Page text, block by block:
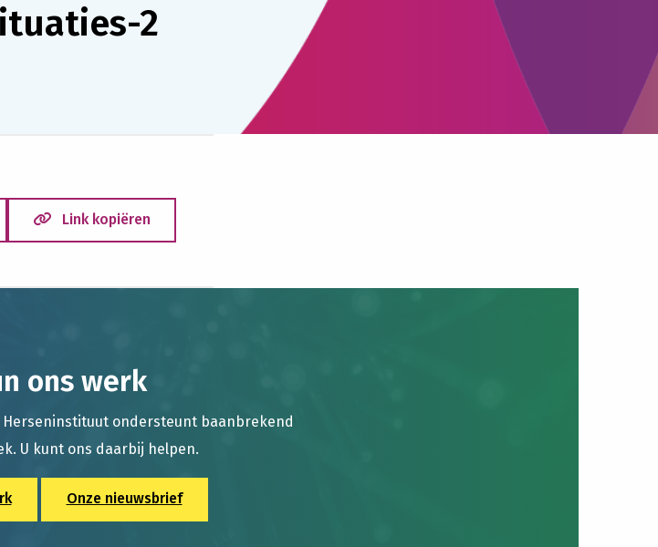
2
Link kopiëren
ons werk
ondersteunt baanbrekend
U kunt ons daarbij helpen.
Onze nieuwsbrief